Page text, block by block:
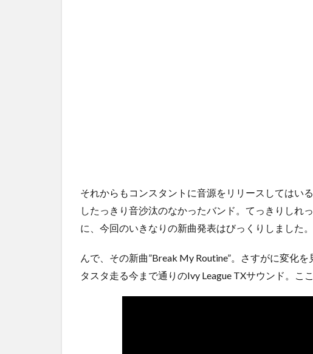
それからもコンスタントに音源をリリースしてはい
したっきり音沙汰のなかったバンド。てっきりしれ
に、今回のいきなりの新曲発表はびっくりしました。
んで、その新曲”Break My Routine”。さすがに変化
タスタ走る今まで通りのIvy League TXサウンド。こ